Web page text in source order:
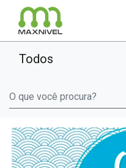
Todos